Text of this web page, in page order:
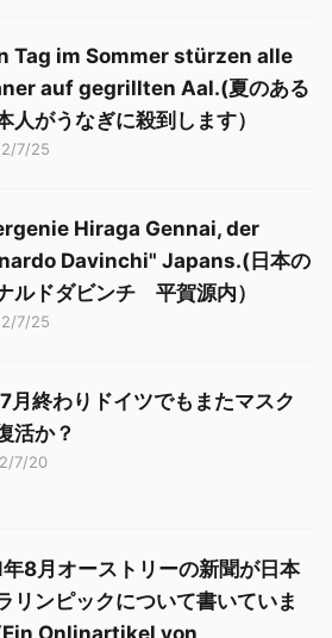
Tag im Sommer stürzen alle
auf gegrillten Aal.(夏のある
人がうなぎに殺到します）
7/25
Hiraga Gennai, der
Davinchi" Japans.(日本の
ルドダビンチ 平賀源内）
7/25
月終わりドイツでもまたマスク
活か？
7/20
8月オーストリーの新聞が日本
リンピックについて書いていま
Onlinartikel von